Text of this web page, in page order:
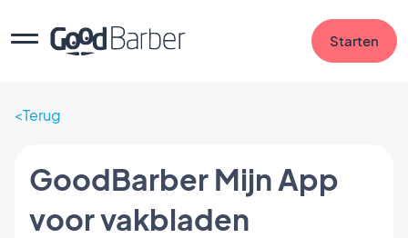
Starten
Terug
GoodBarber Mijn App
voor vakbladen